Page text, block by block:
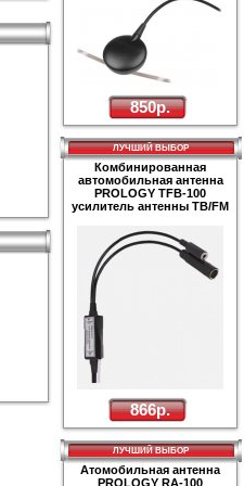
850р.
ЛУЧШИЙ ВЫБОР
Комбинированная
автомобильная антенна
PROLOGY TFB-100
усилитель антенны ТВ/FM
866р.
ЛУЧШИЙ ВЫБОР
Атомобильная антенна
PROLOGY RA-100